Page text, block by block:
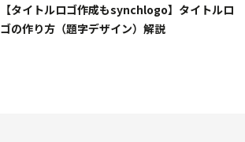
【タイトルロゴ作成もsynchlogo】タイトルロ
ゴの作り方（題字デザイン）解説